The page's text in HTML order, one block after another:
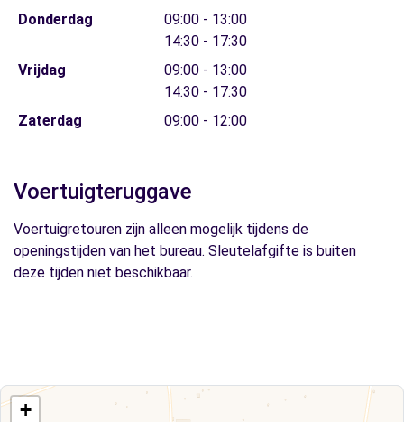
Donderdag
09:00 - 13:00
14:30 - 17:30
Vrijdag
09:00 - 13:00
14:30 - 17:30
Zaterdag
09:00 - 12:00
Voertuigteruggave
Voertuigretouren zijn alleen mogelijk tijdens de
openingstijden van het bureau. Sleutelafgifte is buiten
deze tijden niet beschikbaar.
+